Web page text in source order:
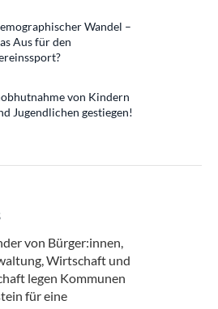
Wandel –
Aus für den
von Kindern
Jugendlichen gestiegen!
von Bürger:innen,
Wirtschaft und
legen Kommunen
für eine